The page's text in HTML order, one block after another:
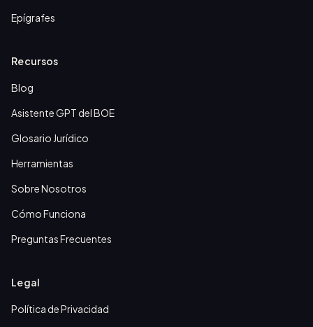
Epígrafes
Recursos
Blog
Asistente GPT del BOE
Glosario Jurídico
Herramientas
Sobre Nosotros
Cómo Funciona
Preguntas Frecuentes
Legal
Política de Privacidad